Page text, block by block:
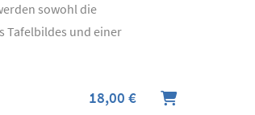
sowohl die
Tafelbildes und einer
18,00 €